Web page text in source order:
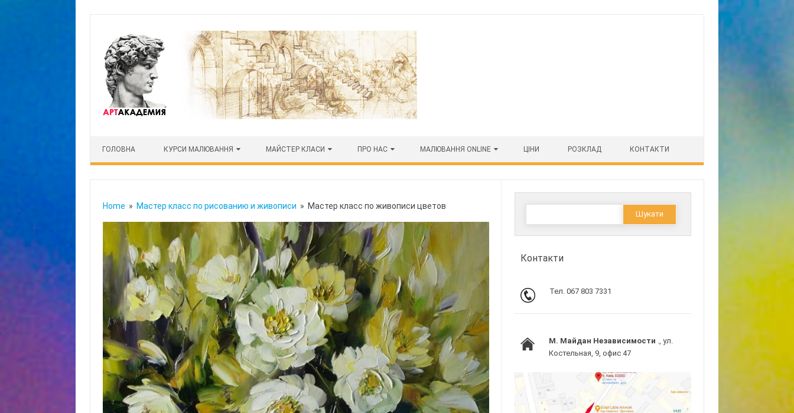
ГОЛОВНА КУРСИ МАЛЮВАННЯ МАЙСТЕР КЛАСИ ПРО НАС МАЛЮВАННЯ ONLINE ЦІНИ РОЗКЛАД КОНТАКТИ
Home » Мастер класс по рисованию и живописи » Мастер класс по живописи цветов Пошук:
Контакти
Тел. 067 803 7331
M. Майдан Независимости
., ул.
Костельная, 9, офис 47